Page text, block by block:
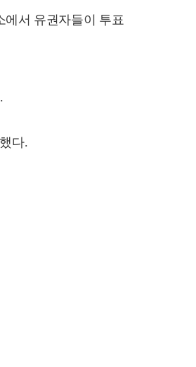
에서 유권자들이 투표
다.